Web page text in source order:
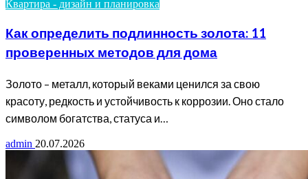
Квартира - дизайн и планировка
Как определить подлинность золота: 11
проверенных методов для дома
Золото – металл, который веками ценился за свою
красоту, редкость и устойчивость к коррозии. Оно стало
символом богатства, статуса и…
admin 20.07.2026